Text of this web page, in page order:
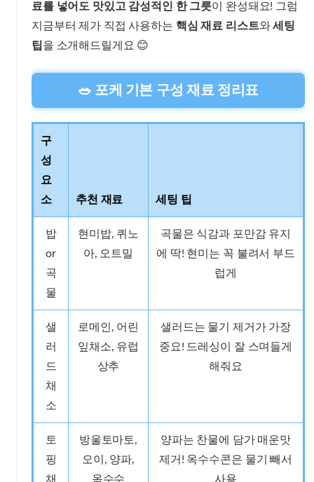
료를 넣어도 맛있고 감성적인 한 그릇이 완성돼요! 그럼
지금부터 제가 직접 사용하는 핵심 재료 리스트와세팅
팁을 소개해드릴게요 😊
🥗 포케 기본 구성 재료 정리표
구
성
요
소
추천 재료 세팅 팁
밥
or
곡
물
현미밥, 퀴노
아, 오트밀
곡물은 식감과 포만감 유지
에 딱! 현미는 꼭 불려서 부드
럽게
샐
러
드
채
소
로메인, 어린
잎채소, 유럽
상추
샐러드는 물기 제거가 가장
중요! 드레싱이 잘 스며들게
해줘요
토
핑
채
방울토마토,
오이, 양파,
옥수수
양파는 찬물에 담가 매운맛
제거! 옥수수콘은 물기 빼서
사용